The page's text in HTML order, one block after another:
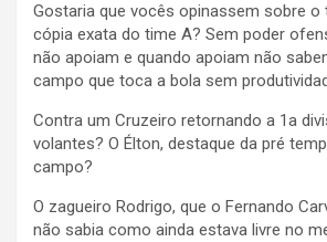
Gostaria que vocês opinassem sobre o
cópia exata do time A? Sem poder
não apoiam e quando apoiam não
campo que toca a bola sem
Contra um Cruzeiro retornando a 1a
volantes? O Élton, destaque da pré
campo?
O zagueiro Rodrigo, que o Fernando
não sabia como ainda estava livre no